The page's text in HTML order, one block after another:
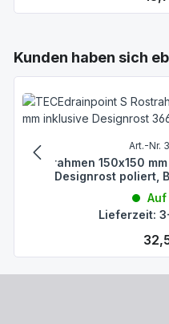
Produktgalerie überspringen
Kunden haben sich
Art.-Nr.
Rostrahmen 150x150
Designrost poliert,
Auf
Lieferzeit: